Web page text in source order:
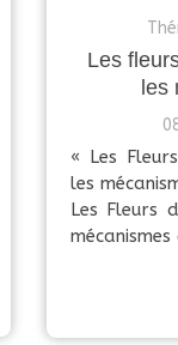
Les
les
« Les
les
Les Fleurs